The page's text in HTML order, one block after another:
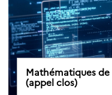
Mathématiques
(appel clos)